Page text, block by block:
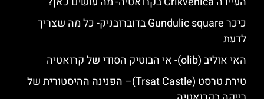
כיכר Gundulic square בדוברובניק- כל מה שצריך
לדעת
האי אוליב (olib)- אי הבוטיק הסודי של קרואטיה
טירת טרסט (Trsat Castle)– הפנינה ההיסטורית של